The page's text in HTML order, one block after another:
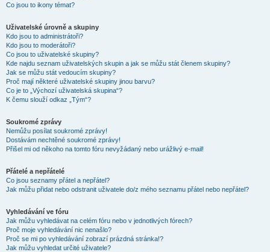
Co jsou to ikony témat?
Uživatelské úrovně a skupiny
Kdo jsou to administrátoři?
Kdo jsou to moderátoři?
Co jsou to uživatelské skupiny?
Kde najdu seznam uživatelských skupin a jak se můžu stát členem skupiny?
Jak se můžu stát vedoucím skupiny?
Proč mají některé uživatelské skupiny jinou barvu?
Co je to „Výchozí uživatelská skupina“?
K čemu slouží odkaz „Tým“?
Soukromé zprávy
Nemůžu posílat soukromé zprávy!
Dostávám nechtěné soukromé zprávy!
Přišel mi od někoho na tomto fóru nevyžádaný nebo urážlivý e-mail!
Přátelé a nepřátelé
Co jsou seznamy přátel a nepřátel?
Jak můžu přidat nebo odstranit uživatele do/z mého seznamu přátel nebo nepřátel?
Vyhledávání ve fóru
Jak můžu vyhledávat na celém fóru nebo v jednotlivých fórech?
Proč moje vyhledávání nic nenašlo?
Proč se mi po vyhledávání zobrazí prázdná stránka!?
Jak můžu vyhledat určité uživatele?